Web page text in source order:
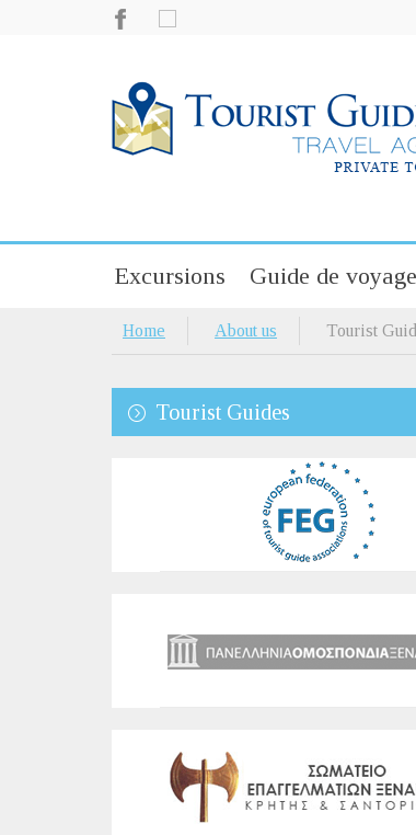
Excursions Guide de voyage
Home About us Tourist
Tourist Guides